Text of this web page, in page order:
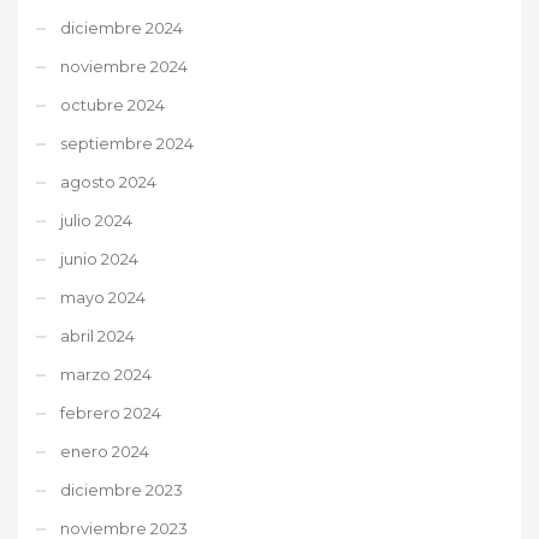
diciembre 2024
noviembre 2024
octubre 2024
septiembre 2024
agosto 2024
julio 2024
junio 2024
mayo 2024
abril 2024
marzo 2024
febrero 2024
enero 2024
diciembre 2023
noviembre 2023